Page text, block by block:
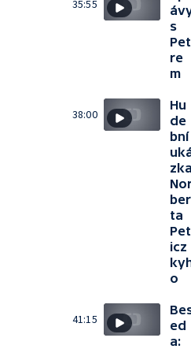
35:55
s
Pet
re
m
38:00
Hu
de
bní
zka
ber
ta
Pet
icz
o
41:15
ed
a: